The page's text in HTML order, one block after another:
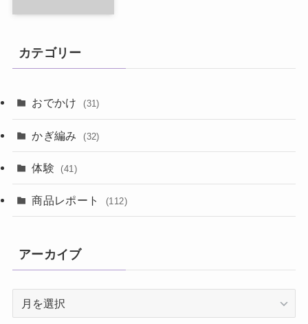
カテゴリー
おでかけ (31)
かぎ編み (32)
体験 (41)
商品レポート (112)
アーカイブ